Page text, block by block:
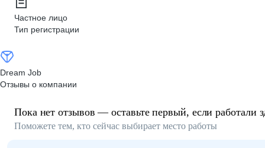
Частное лицо
Тип регистрации
Dream Job
Отзывы о компании
Пока нет отзывов — оставьте первый, если работали
Поможете тем, кто сейчас выбирает место работы